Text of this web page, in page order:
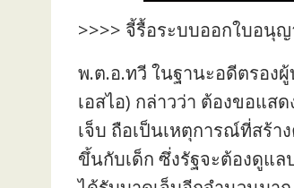
>>>> จี้รื้อระบบออกใบอนุ
พ.ต.อ.ทวี ในฐานะอดีตรอง
เอสไอ) กล่าวว่า ต้องขอแส
เจ็บ ถือเป็นเหตุการณ์ที่สร้า
ขึ้นกับเด็ก ซึ่งรัฐจะต้องดูแล